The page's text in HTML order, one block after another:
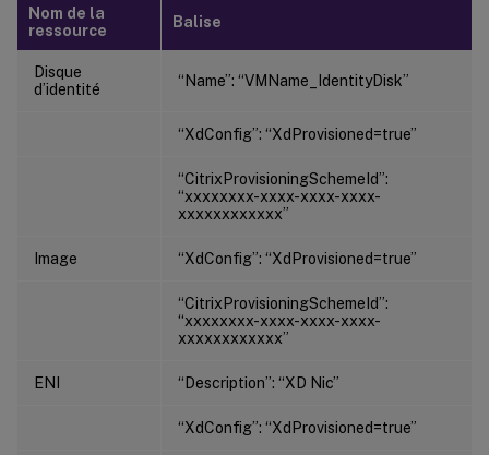
Nom de la
ressource
Balise
Disque
d’identité
“Name”: “VMName_IdentityDisk”
“XdConfig”: “XdProvisioned=true”
“CitrixProvisioningSchemeId”:
“xxxxxxxx-xxxx-xxxx-xxxx-
xxxxxxxxxxxx”
Image “XdConfig”: “XdProvisioned=true”
“CitrixProvisioningSchemeId”:
“xxxxxxxx-xxxx-xxxx-xxxx-
xxxxxxxxxxxx”
ENI “Description”: “XD Nic”
“XdConfig”: “XdProvisioned=true”